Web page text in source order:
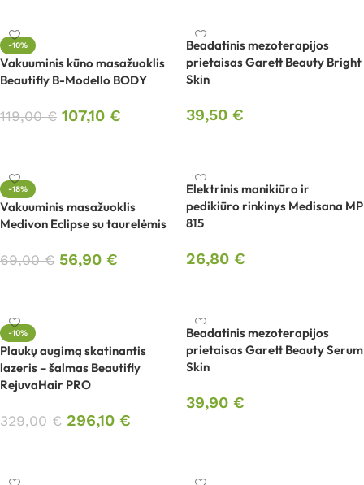
-10%
Vakuuminis kūno masažuoklis
Beautifly B-Modello BODY
119,00€ 107,10 €
Beadatinis mezoterapijos
prietaisas Garett Beauty Bright
Skin
39,50 €
-18%
Vakuuminis masažuoklis
Medivon Eclipse su taurelėmis
69,00€ 56,90 €
Elektrinis manikiūro ir
pedikiūro rinkinys Medisana MP
815
26,80 €
-10%
Plaukų augimą skatinantis
lazeris – šalmas Beautifly
RejuvaHair PRO
329,00€ 296,10 €
Beadatinis mezoterapijos
prietaisas Garett Beauty Serum
Skin
39,90 €